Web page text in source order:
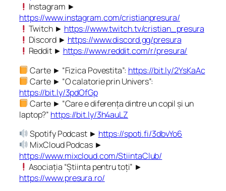
Instagram ►
https://www.instagram.com/cristianpresura/
Twitch ► https://www.twitch.tv/cristian_presura
Discord ► https://www.discord.gg/presura
Reddit ► https://www.reddit.com/r/presura/
Carte ► “Fizica Povestita”: https://bit.ly/2YsKaAc
Carte ► “O calatorie prin Univers”:
https://bit.ly/3pdOfGp
Carte ► “Care e diferența dintre un copil și un
laptop?” https://bit.ly/3h4auLZ
Spotify Podcast ► https://spoti.fi/3dbvYo6
MixCloud Podcas ►
https://www.mixcloud.com/StiintaClub/
Asociația “Știinta pentru toți” ►
https://www.presura.ro/